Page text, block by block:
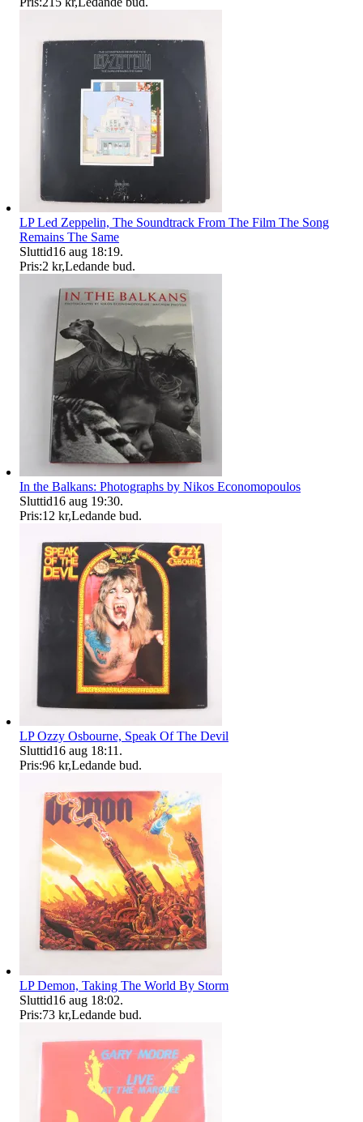
LP Led Zeppelin, The Soundtrack From The Film The Song
Remains The Same
Sluttid16 aug 18:19.
Pris:2 kr,Ledande bud.
In the Balkans: Photographs by Nikos Economopoulos
Sluttid16 aug 19:30.
Pris:12 kr,Ledande bud.
LP Ozzy Osbourne, Speak Of The Devil
Sluttid16 aug 18:11 .
Pris:96 kr,Ledande bud.
LP Demon, Taking The World By Storm
Sluttid16 aug 18:02.
Pris:73 kr,Ledande bud.